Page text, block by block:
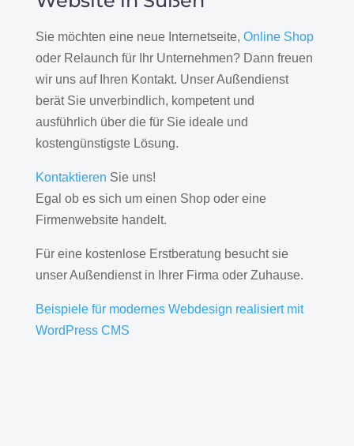
Sie möchten eine neue Internetseite, Online Shop
oder Relaunch für Ihr Unternehmen? Dann freuen
wir uns auf Ihren Kontakt. Unser Außendienst
berät Sie unverbindlich, kompetent und
ausführlich über die für Sie ideale und
kostengünstigste Lösung.
Kontaktieren Sie uns!
Egal ob es sich um einen Shop oder eine
Firmenwebsite handelt.
Für eine kostenlose Erstberatung besucht sie
unser Außendienst in Ihrer Firma oder Zuhause.
Beispiele für modernes Webdesign realisiert mit
WordPress CMS